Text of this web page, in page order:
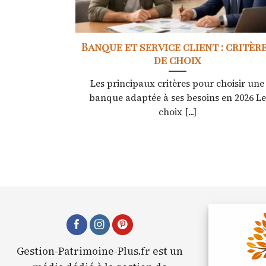
Banque et service client :
de choix
Les principaux critères pour choisir une
banque adaptée à ses besoins en 2026 Le
choix [...]
Gestion-Patrimoine-Plus.fr est un